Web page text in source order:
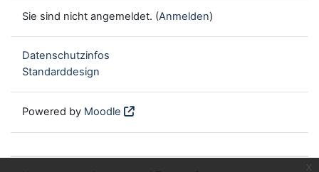
Sie sind nicht angemeldet. (Anmelden)
Datenschutzinfos
Standarddesign
Powered by Moodle